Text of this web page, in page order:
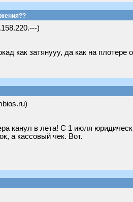
)
как затянууу, да как на
канул в лета! С 1 июля
а кассовый чек. Вот.